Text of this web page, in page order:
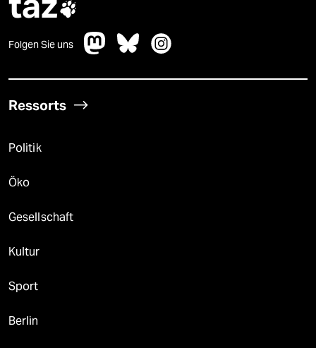

Folgen Sie uns
Ressorts
Politik
Öko
Gesellschaft
Kultur
Sport
Berlin